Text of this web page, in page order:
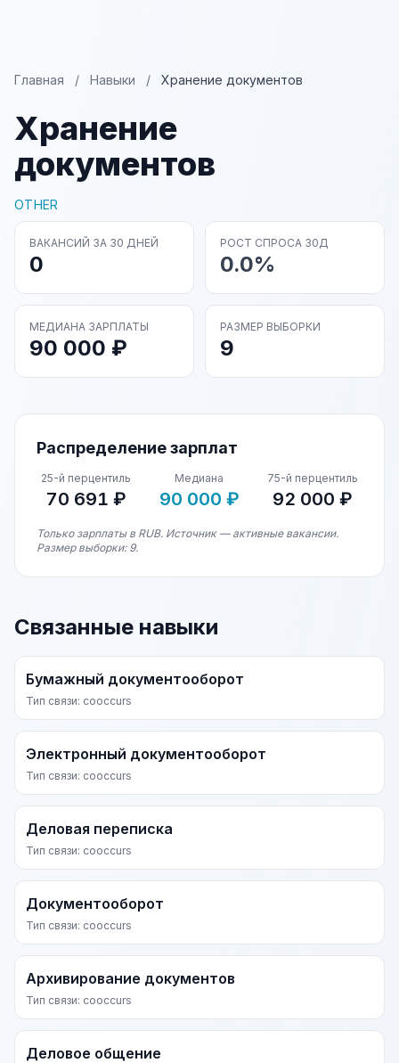
Главная / Навыки / Хранение документов
Хранение
документов
OTHER
ВАКАНСИЙ ЗА 30 ДНЕЙ
0
РОСТ СПРОСА 30Д
0.0%
МЕДИАНА ЗАРПЛАТЫ
90 000 ₽
РАЗМЕР ВЫБОРКИ
9
Распределение зарплат
25-й перцентиль
70 691 ₽
Медиана
90 000 ₽
75-й перцентиль
92 000 ₽
Только зарплаты в RUB. Источник — активные вакансии.
Размер выборки: 9.
Связанные навыки
Бумажный документооборот
Тип связи: cooccurs
Электронный документооборот
Тип связи: cooccurs
Деловая переписка
Тип связи: cooccurs
Документооборот
Тип связи: cooccurs
Архивирование документов
Тип связи: cooccurs
Деловое общение